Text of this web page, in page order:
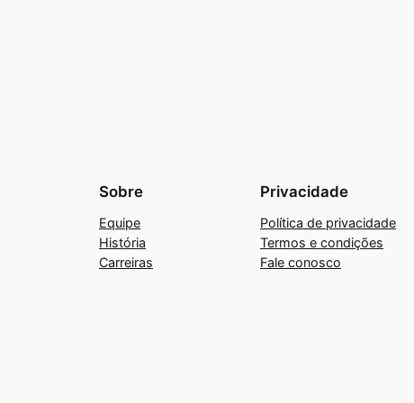
Sobre
Equipe
História
Carreiras
Privacidade
Política de privacidade
Termos e condições
Fale conosco